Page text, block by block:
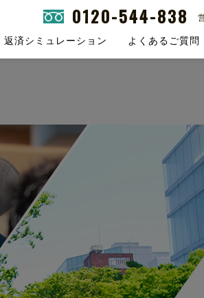
0120-544-838
返済シミュレーション よくあるご質問